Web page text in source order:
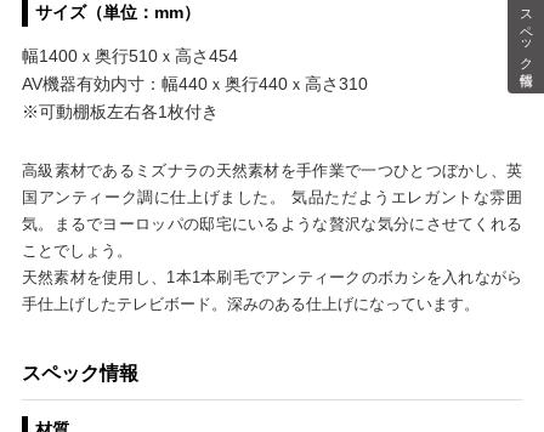
スペック情報
サイズ（単位：mm）
幅1400ｘ奥行510ｘ高さ454
AV機器有効内寸：幅440ｘ奥行440ｘ高さ310
※可動棚板左右各1枚付き
高級素材であるミズナラの天然素材を手作業で一つひとつぼかし、英
国アンティーク調に仕上げました。 気品ただようエレガントな雰囲
気。まるでヨーロッパの邸宅にいるような贅沢な気分にさせてくれる
ことでしょう。
天然素材を使用し、1本1本刷毛でアンティークのボカシを入れながら
手仕上げしたテレビボード。深みのある仕上げになっています。
スペック情報